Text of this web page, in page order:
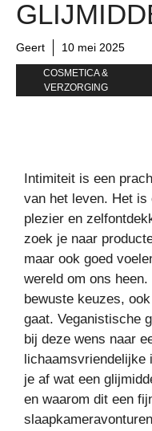
Geert 10 mei 2025
COSMETICA &
VERZORGING
Intimiteit is een
van het leven. Het is
plezier en
zoek je naar
maar ook goed
wereld om ons
bewuste keuzes,
gaat. Veganistische
bij deze wens naar
je af wat een
en waarom dit een